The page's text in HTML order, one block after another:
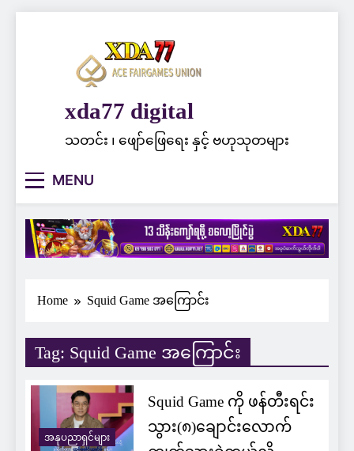
xda77 digital
သတင်း ၊ ဖျော်ဖြေရေး နှင့် ဗဟုသုတများ
MENU
Home Squid Game အကြောင်း
Tag: Squid Game အကြောင်း
အနုပညာရှင်များ
Squid Game ကို ဖန်တီးရင်း
သွား(၈)ချောင်းလောက်